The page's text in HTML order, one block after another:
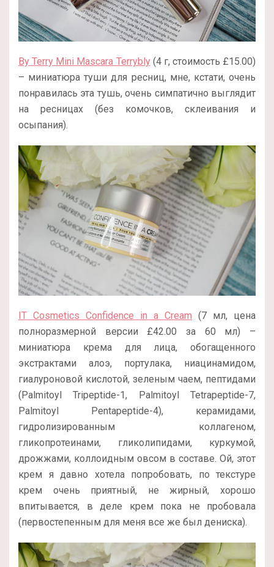
By Terry Mini Mascara Terrybly(4 г, стоимость £15.00)
– миниатюра туши для ресниц, мне, кстати, очень
понравилась эта тушь, очень симпатично выглядит
на ресницах (без комочков, склеивания и
осыпания).
IT Cosmetics Confidence in a Cream (7 мл, цена
полноразмерной версии £42.00 за 60 мл) –
миниатюра крема для лица, обогащенного
экстрактами алоэ, портулака, ниацинамидом,
гиалуроновой кислотой, зеленым чаем, пептидами
(Palmitoyl Tripeptide-1, Palmitoyl Tetrapeptide-7,
Palmitoyl Pentapeptide-4), керамидами,
гидролизированным коллагеном,
гликопротеинами, гликолипидами, куркумой,
дрожжами, коллоидным овсом в составе. Ой, этот
крем я давно хотела попробовать, по текстуре
крем очень приятный, не жирный, хорошо
впитывается, в деле крем пока не пробовала
(первостепенным для меня все же был дениска).